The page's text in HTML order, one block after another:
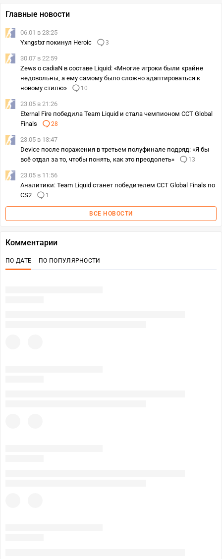
Главные новости
06.01 в 23:25
Yxngstxr покинул Heroic
3
30.07 в 22:59
Zews о cadiaN в составе Liquid: «Многие игроки были крайне
недовольны, а ему самому было сложно адаптироваться к
новому стилю»
10
23.05 в 21:26
Eternal Fire победила Team Liquid и стала чемпионом CCT Global
Finals
28
23.05 в 13:47
Device после поражения в третьем полуфинале подряд: «Я бы
всё отдал за то, чтобы понять, как это преодолеть»
13
23.05 в 11:56
Аналитики: Team Liquid станет победителем CCT Global Finals по
CS2
1
ВСЕ НОВОСТИ
Комментарии
ПО ДАТЕ ПО ПОПУЛЯРНОСТИ